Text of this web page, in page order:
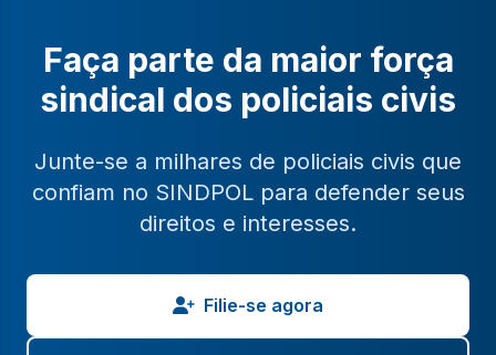
Faça parte da maior força
sindical dos policiais civis
Junte-se a milhares de policiais civis que
confiam no SINDPOL para defender seus
direitos e interesses.
Filie-se agora